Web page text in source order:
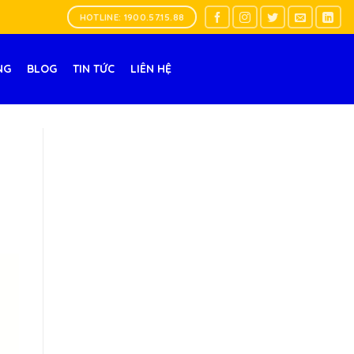
HOTLINE: 1900.57.15.88
BLOG TIN TỨC LIÊN HỆ